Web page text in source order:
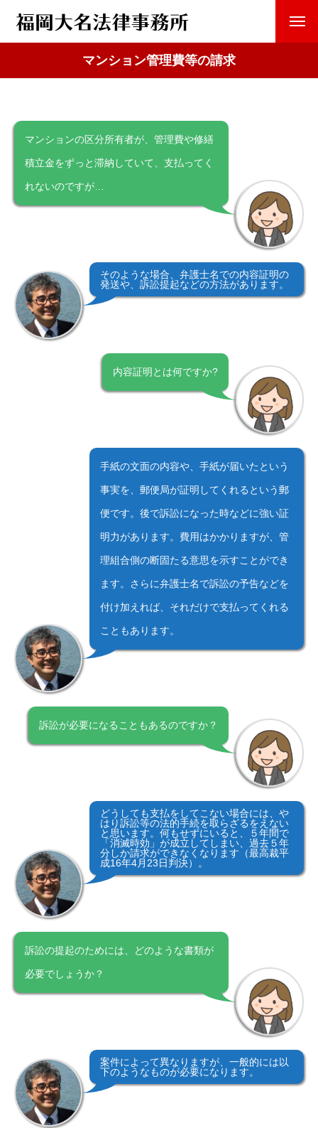
ホーム
無料相談のご予約
アクセス
お客様からの声
お問い合わせ プライバシーポリシー
マンション管理費等の請求
マンションの区分所有者が、管理費や修繕
積立金をずっと滞納していて、支払ってく
れないのですが…
そのような場合、弁護士名での内容証明の
発送や、訴訟提起などの方法があります。
内容証明とは何ですか?
手紙の文面の内容や、手紙が届いたという
事実を、郵便局が証明してくれるという郵
便です。後で訴訟になった時などに強い証
明力があります。費用はかかりますが、管
理組合側の断固たる意思を示すことができ
ます。さらに弁護士名で訴訟の予告などを
付け加えれば、それだけで支払ってくれる
こともあります。
訴訟が必要になることもあるのですか？
どうしても支払をしてこない場合には、や
はり訴訟等の法的手続を取らざるをえない
と思います。何もせずにいると、５年間で
「消滅時効」が成立してしまい、過去５年
分しか請求ができなくなります（最高裁平
成16年4月23日判決）。
訴訟の提起のためには、どのような書類が
必要でしょうか？
案件によって異なりますが、一般的には以
下のようなものが必要になります。